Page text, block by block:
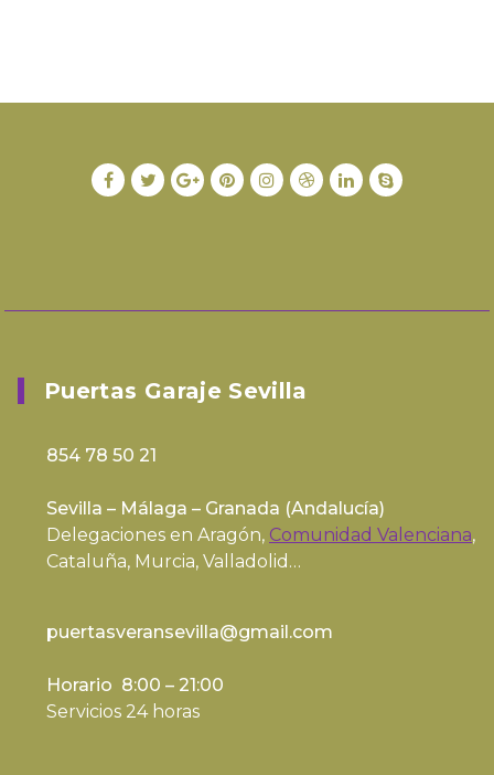
Puertas Garaje Sevilla
854 78 50 21
Sevilla – Málaga – Granada (Andalucía)
Delegaciones en Aragón, Comunidad Valenciana,
Cataluña, Murcia, Valladolid…
puertasveransevilla@gmail.com
Horario 8:00 – 21:00
Servicios 24 horas